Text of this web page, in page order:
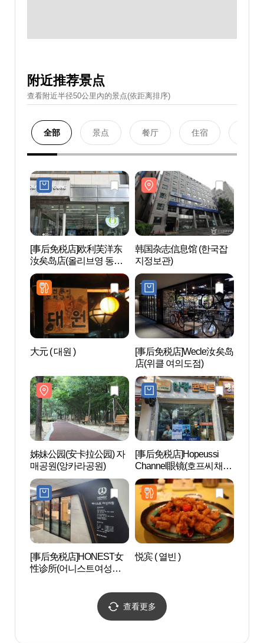
附近推荐景点
查看附近半径50公里內的景点(依距离排序)
全部 景点 餐厅 住宿
[事后免税店]欧利芙洋东
汝矣岛店(올리브영 동여
의도점)
韩国杂志信息馆 (한국잡
지정보관)
大元 ( 대원 )
[事后免税店]Wecle汝矣岛
店(위클 여의도점)
姊妹公园(安卡拉公园) 자
매공원(앙카라공원)
[事后免税店]Hopeussi
Channel眼镜(호프씨채널
안경)
[事后免税店]HONEST女
性诊所(어니스트여성의
悦宾 ( 열빈 )
查看更多